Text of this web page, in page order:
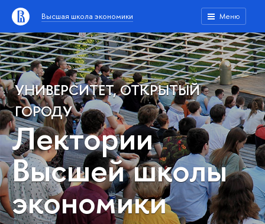
Высшая школа экономики Меню
УНИВЕРСИТЕТ, ОТКРЫТЫЙ
ГОРОДУ
Лектории
Высшей школы
экономики